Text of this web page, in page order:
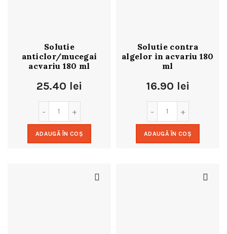
Solutie
anticlor/mucegai
acvariu 180 ml
25.40 lei
ADAUGĂ ÎN COȘ
Solutie contra
algelor in acvariu 180
ml
16.90 lei
ADAUGĂ ÎN COȘ